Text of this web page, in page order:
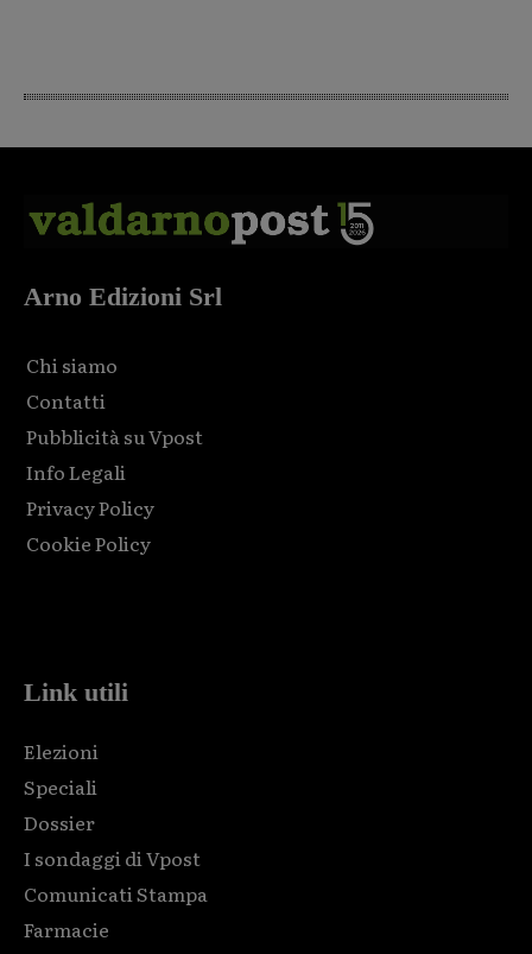
Arno Edizioni Srl
Chi siamo
Contatti
Pubblicità su Vpost
Info Legali
Privacy Policy
Cookie Policy
Link utili
Elezioni
Speciali
Dossier
I sondaggi di Vpost
Comunicati Stampa
Farmacie